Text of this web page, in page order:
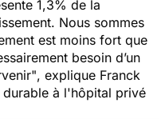
1,3% de la
Nous sommes
est moins fort que
besoin d’un
, explique Franck
à l'hôpital privé